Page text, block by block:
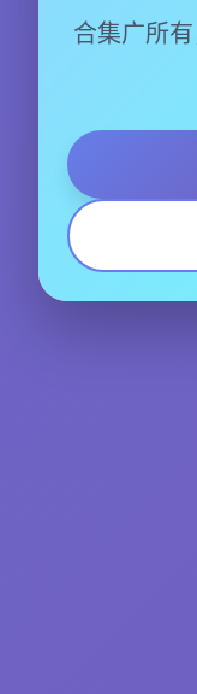
合集广所